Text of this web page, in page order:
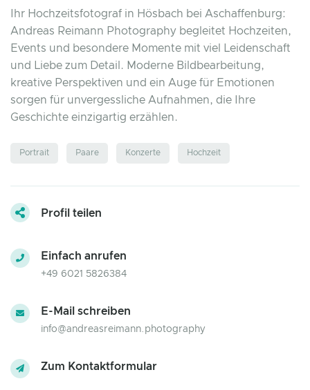
Ihr Hochzeitsfotograf in Hösbach bei Aschaffenburg:
Andreas Reimann Photography begleitet Hochzeiten,
Events und besondere Momente mit viel Leidenschaft
und Liebe zum Detail. Moderne Bildbearbeitung,
kreative Perspektiven und ein Auge für Emotionen
sorgen für unvergessliche Aufnahmen, die Ihre
Geschichte einzigartig erzählen.
Portrait Paare Konzerte Hochzeit
Profil teilen
Einfach anrufen
+49 6021 5826384
E-Mail schreiben
info@andreasreimann.photography
Zum Kontaktformular